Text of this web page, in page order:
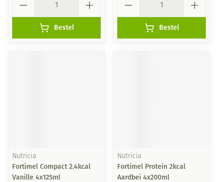
Bestel Bestel
Nutricia
Fortimel Compact 2.4kcal
Vanille 4x125ml
Nutricia
Fortimel Protein 2kcal
Aardbei 4x200ml